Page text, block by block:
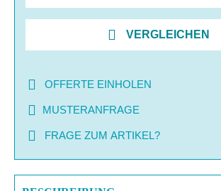
VERGLEICHEN
OFFERTE EINHOLEN
MUSTERANFRAGE
FRAGE ZUM ARTIKEL?